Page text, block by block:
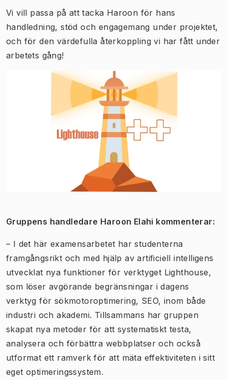
Vi vill passa på att tacka Haroon för hans
handledning, stöd och engagemang under projektet,
och för den värdefulla återkoppling vi har fått under
arbetets gång!
Gruppens handledare Haroon Elahi kommenterar:
– I det här examensarbetet har studenterna
framgångsrikt och med hjälp av artificiell intelligens
utvecklat nya funktioner för verktyget Lighthouse,
som löser avgörande begränsningar i dagens
verktyg för sökmotoroptimering, SEO, inom både
industri och akademi. Tillsammans har gruppen
skapat nya metoder för att systematiskt testa,
analysera och förbättra webbplatser och också
utformat ett ramverk för att mäta effektiviteten i sitt
eget optimeringssystem.